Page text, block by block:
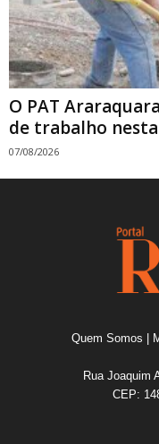
O PAT
de trabalho
07/08/2026
Quem Somos
Rua Joaquim
CEP: